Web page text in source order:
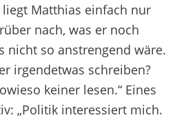
Matthias einfach nur
nach, was er noch
nicht so anstrengend wäre.
irgendetwas schreiben?
keiner lesen.“ Eines
„Politik interessiert mich.